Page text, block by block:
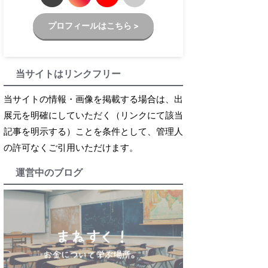
プロフィールはこちら >
当サイトはリンクフリー
当サイトの情報・画像を掲載する場合は、出
展元を明確にしていただく（リンクにて該当
記事を明示する）ことを条件として、管理人
の許可なくご引用いただけます。
運営中のブログ